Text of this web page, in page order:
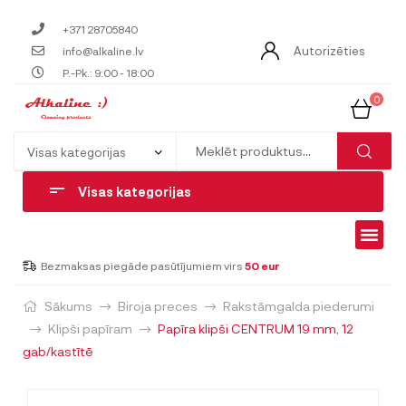
+371 28705840
info@alkaline.lv
P.-Pk.: 9:00 - 18:00
Autorizēties
0
Visas kategorijas
Bezmaksas piegāde pasūtījumiem virs 50 eur
Sākums Biroja preces
Rakstāmgalda piederumi
Klipši papīram
Papīra klipši CENTRUM 19 mm, 12
gab/kastītē